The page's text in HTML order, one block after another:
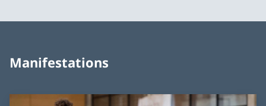
Manifestations